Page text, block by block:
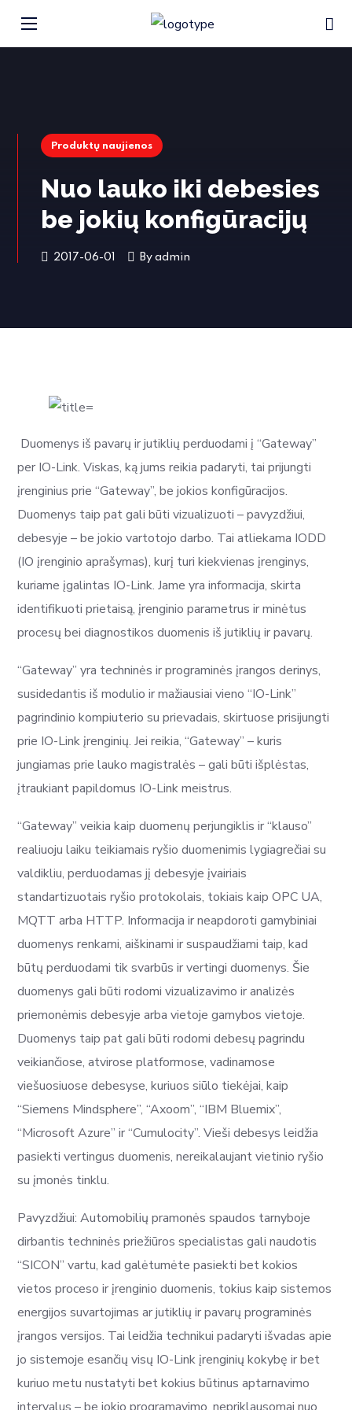
Produktų naujienos
Nuo lauko iki debesies
be jokių konfigūracijų
2017-06-01 Byadmin
Duomenys iš pavarų ir jutiklių perduodami į “Gateway”
per IO-Link. Viskas, ką jums reikia padaryti, tai prijungti
įrenginius prie “Gateway”, be jokios konfigūracijos.
Duomenys taip pat gali būti vizualizuoti – pavyzdžiui,
debesyje – be jokio vartotojo darbo. Tai atliekama IODD
(IO įrenginio aprašymas), kurį turi kiekvienas įrenginys,
kuriame įgalintas IO-Link. Jame yra informacija, skirta
identifikuoti prietaisą, įrenginio parametrus ir minėtus
procesų bei diagnostikos duomenis iš jutiklių ir pavarų.
“Gateway” yra techninės ir programinės įrangos derinys,
susidedantis iš modulio ir mažiausiai vieno “IO-Link”
pagrindinio kompiuterio su prievadais, skirtuose prisijungti
prie IO-Link įrenginių. Jei reikia, “Gateway” – kuris
jungiamas prie lauko magistralės – gali būti išplėstas,
įtraukiant papildomus IO-Link meistrus.
“Gateway” veikia kaip duomenų perjungiklis ir “klauso”
realiuoju laiku teikiamais ryšio duomenimis lygiagrečiai su
valdikliu, perduodamas jį debesyje įvairiais
standartizuotais ryšio protokolais, tokiais kaip OPC UA,
MQTT arba HTTP. Informacija ir neapdoroti gamybiniai
duomenys renkami, aiškinami ir suspaudžiami taip, kad
būtų perduodami tik svarbūs ir vertingi duomenys. Šie
duomenys gali būti rodomi vizualizavimo ir analizės
priemonėmis debesyje arba vietoje gamybos vietoje.
Duomenys taip pat gali būti rodomi debesų pagrindu
veikiančiose, atvirose platformose, vadinamose
viešuosiuose debesyse, kuriuos siūlo tiekėjai, kaip
“Siemens Mindsphere”, “Axoom”, “IBM Bluemix”,
“Microsoft Azure” ir “Cumulocity”. Vieši debesys leidžia
pasiekti vertingus duomenis, nereikalaujant vietinio ryšio
su įmonės tinklu.
Pavyzdžiui: Automobilių pramonės spaudos tarnyboje
dirbantis techninės priežiūros specialistas gali naudotis
“SICON” vartu, kad galėtumėte pasiekti bet kokios
vietos proceso ir įrenginio duomenis, tokius kaip sistemos
energijos suvartojimas ar jutiklių ir pavarų programinės
įrangos versijos. Tai leidžia technikui padaryti išvadas apie
jo sistemoje esančių visų IO-Link įrenginių kokybę ir bet
kuriuo metu nustatyti bet kokius būtinus aptarnavimo